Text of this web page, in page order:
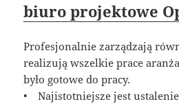
biuro projektowe
Profesjonalnie zarządzają
realizują wszelkie prace
było gotowe do pracy.
• Najistotniejsze jest